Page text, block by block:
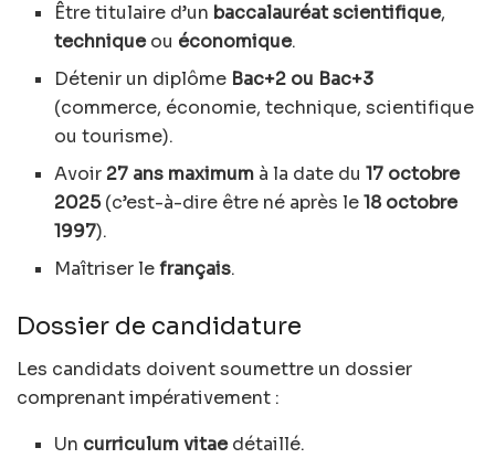
Être titulaire d’un baccalauréat scientifique,
techniqueou économique.
Détenir un diplôme Bac+2 ou Bac+3
(commerce, économie, technique, scientifique
ou tourisme).
Avoir 27 ans maximum à la date du17 octobre
2025(c’est-à-dire être né après le18 octobre
1997).
Maîtriser lefrançais.
Dossier de candidature
Les candidats doivent soumettre un dossier
comprenant impérativement :
Un curriculum vitaedétaillé.